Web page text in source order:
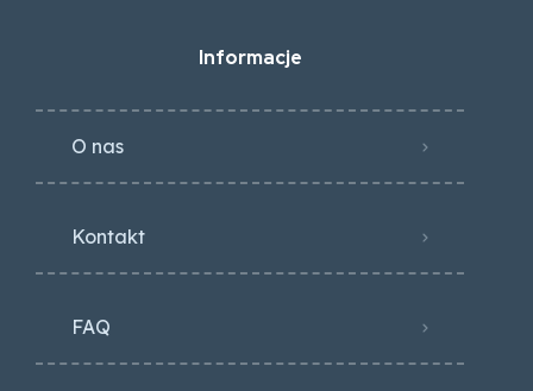
Informacje
O nas
Kontakt
FAQ